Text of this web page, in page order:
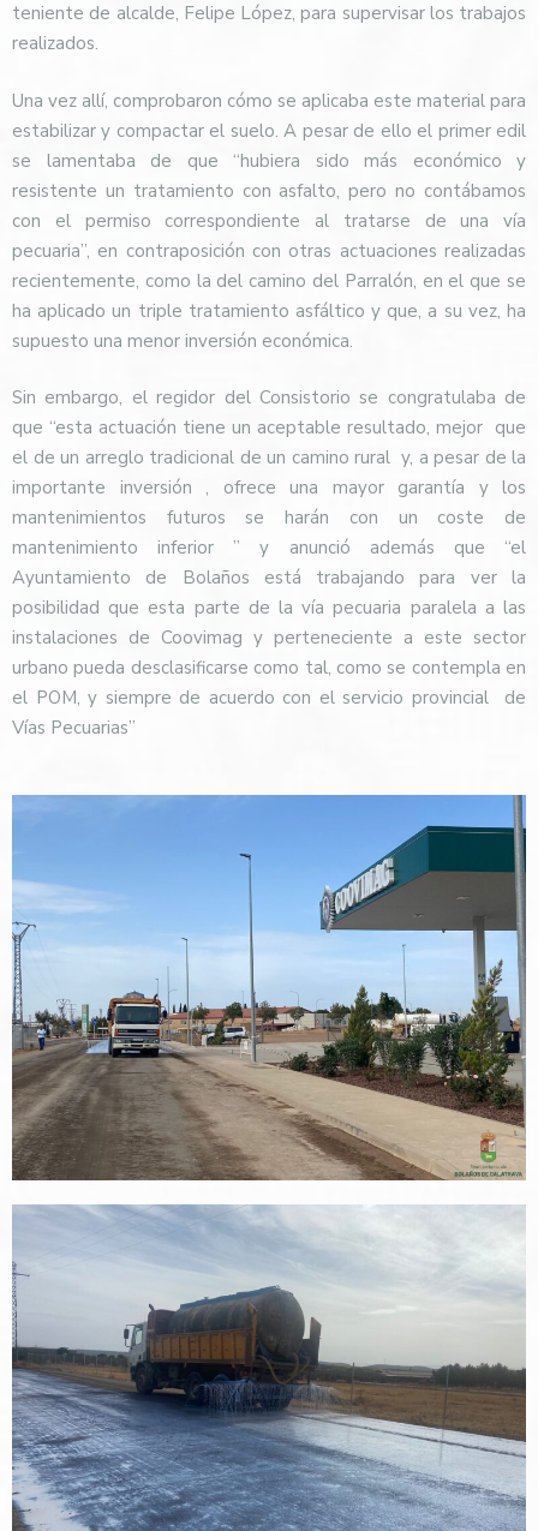
teniente de alcalde, Felipe López, para supervisar los trabajos
realizados.
Una vez allí, comprobaron cómo se aplicaba este material para
estabilizar y compactar el suelo. A pesar de ello el primer edil
se lamentaba de que “hubiera sido más económico y
resistente un tratamiento con asfalto, pero no contábamos
con el permiso correspondiente al tratarse de una vía
pecuaria”, en contraposición con otras actuaciones realizadas
recientemente, como la del camino del Parralón, en el que se
ha aplicado un triple tratamiento asfáltico y que, a su vez, ha
supuesto una menor inversión económica.
Sin embargo, el regidor del Consistorio se congratulaba de
que “esta actuación tiene un aceptable resultado, mejor que
el de un arreglo tradicional de un camino rural y, a pesar de la
importante inversión , ofrece una mayor garantía y los
mantenimientos futuros se harán con un coste de
mantenimiento inferior ” y anunció además que “el
Ayuntamiento de Bolaños está trabajando para ver la
posibilidad que esta parte de la vía pecuaria paralela a las
instalaciones de Coovimag y perteneciente a este sector
urbano pueda desclasificarse como tal, como se contempla en
el POM, y siempre de acuerdo con el servicio provincial
de
Vías Pecuarias”